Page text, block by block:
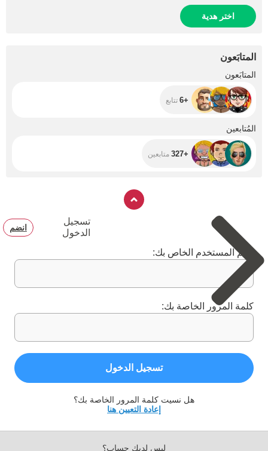
اختر هدية
المتابَعون
المتابَعون
+6 تتابع
المُتابعين
+327 متابعين
تسجيل
الدخول
انضم
اسم المستخدم الخاص بك:
كلمة المرور الخاصة بك:
تسجيل الدخول
هل نسيت كلمة المرور الخاصة بك؟
إعادة التعيين هنا
ليس لديك حساب؟